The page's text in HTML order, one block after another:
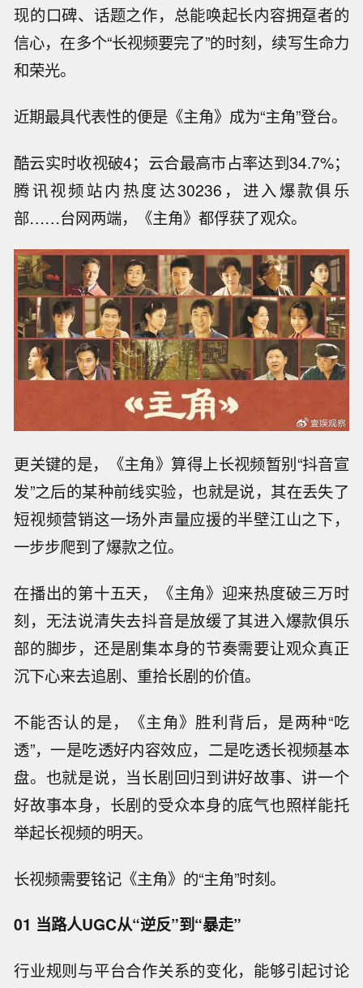
现的口碑、话题之作，总能唤起长内容拥趸者的
信心，在多个“长视频要完了”的时刻，续写生命力
和荣光。
近期最具代表性的便是《主角》成为“主角”登台。
酷云实时收视破4；云合最高市占率达到34.7%；
腾讯视频站内热度达30236，进入爆款俱乐
部……台网两端，《主角》都俘获了观众。
更关键的是，《主角》算得上长视频暂别“抖音宣
发”之后的某种前线实验，也就是说，其在丢失了
短视频营销这一场外声量应援的半壁江山之下，
一步步爬到了爆款之位。
在播出的第十五天，《主角》迎来热度破三万时
刻，无法说清失去抖音是放缓了其进入爆款俱乐
部的脚步，还是剧集本身的节奏需要让观众真正
沉下心来去追剧、重拾长剧的价值。
不能否认的是，《主角》胜利背后，是两种“吃
透”，一是吃透好内容效应，二是吃透长视频基本
盘。也就是说，当长剧回归到讲好故事、讲一个
好故事本身，长剧的受众本身的底气也照样能托
举起长视频的明天。
长视频需要铭记《主角》的“主角”时刻。
01 当路人UGC从“逆反”到“暴走”
行业规则与平台合作关系的变化，能够引起讨论